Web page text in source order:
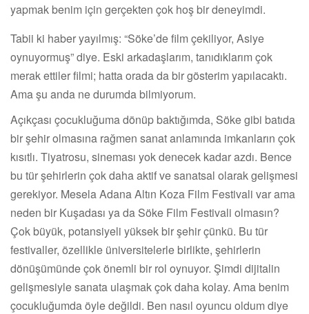
yapmak benim için gerçekten çok hoş bir deneyimdi.
Tabii ki haber yayılmış: “Söke’de film çekiliyor, Asiye
oynuyormuş” diye. Eski arkadaşlarım, tanıdıklarım çok
merak ettiler filmi; hatta orada da bir gösterim yapılacaktı.
Ama şu anda ne durumda bilmiyorum.
Açıkçası çocukluğuma dönüp baktığımda, Söke gibi batıda
bir şehir olmasına rağmen sanat anlamında imkanların çok
kısıtlı. Tiyatrosu, sineması yok denecek kadar azdı. Bence
bu tür şehirlerin çok daha aktif ve sanatsal olarak gelişmesi
gerekiyor. Mesela Adana Altın Koza Film Festivali var ama
neden bir Kuşadası ya da Söke Film Festivali olmasın?
Çok büyük, potansiyeli yüksek bir şehir çünkü. Bu tür
festivaller, özellikle üniversitelerle birlikte, şehirlerin
dönüşümünde çok önemli bir rol oynuyor. Şimdi dijitalin
gelişmesiyle sanata ulaşmak çok daha kolay. Ama benim
çocukluğumda öyle değildi. Ben nasıl oyuncu oldum diye